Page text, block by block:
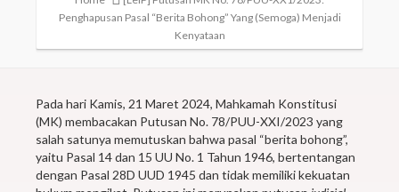
Penghapusan Pasal “Berita Bohong” Yang (Semoga) Menjadi
Kenyataan
Pada hari Kamis, 21 Maret 2024, Mahkamah Konstitusi
(MK) membacakan Putusan No. 78/PUU-XXI/2023 yang
salah satunya memutuskan bahwa pasal “berita bohong”,
yaitu Pasal 14 dan 15 UU No. 1 Tahun 1946, bertentangan
dengan Pasal 28D UUD 1945 dan tidak memiliki kekuatan